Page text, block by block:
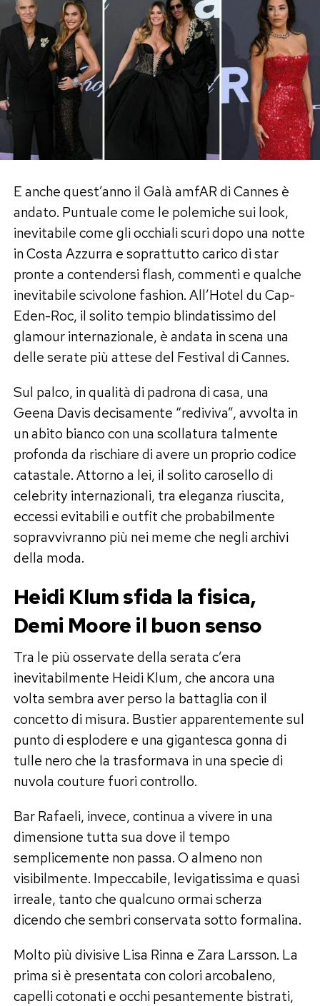
E anche quest’anno il Galà amfAR di Cannes è
andato. Puntuale come le polemiche sui look,
inevitabile come gli occhiali scuri dopo una notte
in Costa Azzurra e soprattutto carico di star
pronte a contendersi flash, commenti e qualche
inevitabile scivolone fashion. All’Hotel du Cap-
Eden-Roc, il solito tempio blindatissimo del
glamour internazionale, è andata in scena una
delle serate più attese del Festival di Cannes.
Sul palco, in qualità di padrona di casa, una
Geena Davis decisamente “rediviva”, avvolta in
un abito bianco con una scollatura talmente
profonda da rischiare di avere un proprio codice
catastale. Attorno a lei, il solito carosello di
celebrity internazionali, tra eleganza riuscita,
eccessi evitabili e outfit che probabilmente
sopravvivranno più nei meme che negli archivi
della moda.
Heidi Klum sfida la fisica,
Demi Moore il buon senso
Tra le più osservate della serata c’era
inevitabilmente Heidi Klum, che ancora una
volta sembra aver perso la battaglia con il
concetto di misura. Bustier apparentemente sul
punto di esplodere e una gigantesca gonna di
tulle nero che la trasformava in una specie di
nuvola couture fuori controllo.
Bar Rafaeli, invece, continua a vivere in una
dimensione tutta sua dove il tempo
semplicemente non passa. O almeno non
visibilmente. Impeccabile, levigatissima e quasi
irreale, tanto che qualcuno ormai scherza
dicendo che sembri conservata sotto formalina.
Molto più divisive Lisa Rinna e Zara Larsson. La
prima si è presentata con colori arcobaleno,
capelli cotonati e occhi pesantemente bistrati,